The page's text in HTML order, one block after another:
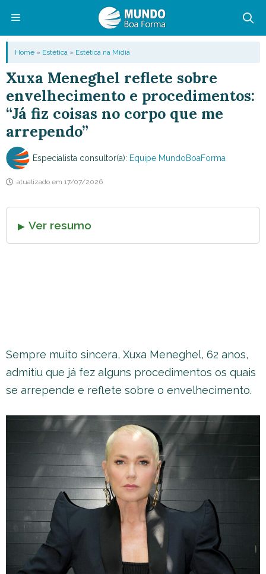
conteúdo
Menu
Home » Estética » Estética na Mídia
Xuxa Meneghel reflete sobre
envelhecimento e procedimentos:
“Já fiz coisas no corpo que me
arrependo”
Especialista consultor(a): Equipe MundoBoaForma
atualizado em 17/07/2026
Ver resumo
Sempre muito sincera, Xuxa Meneghel, 62 anos,
admitiu que já fez alguns procedimentos os quais
se arrepende e reflete sobre o envelhecimento.